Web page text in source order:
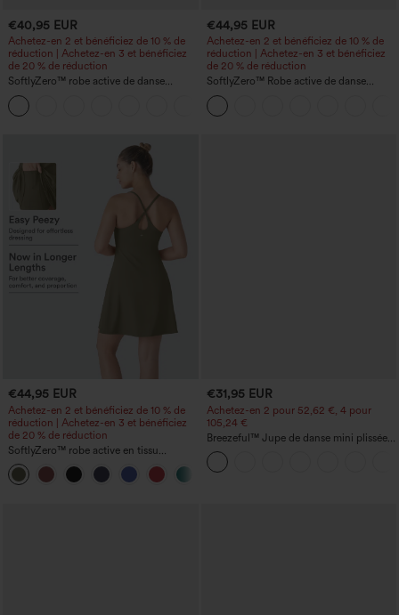
€40,95 EUR
Achetez-en 2 et bénéficiez de 10 % de
réduction | Achetez-en 3 et bénéficiez
de 20 % de réduction
SoftlyZero™ robe active de danse
aérienne, dos nu et torsadée, à
technologie InstantCool — édition Easy
Peezy
€44,95 EUR
Achetez-en 2 et bénéficiez de 10 % de
réduction | Achetez-en 3 et bénéficiez
de 20 % de réduction
SoftlyZero™ Robe active de danse
aérienne, dos nu, détail torsadé, coupe
évasée, maintien léger - longueur
allongée - Édition Easy Peezy - bonnets
€44,95 EUR
Achetez-en 2 et bénéficiez de 10 % de
réduction | Achetez-en 3 et bénéficiez
de 20 % de réduction
SoftlyZero™ robe active en tissu
pelucheux, dos nu — longueur allongée
— Édition Easy Peezy
€31,95 EUR
Achetez-en 2 pour 52,62 €, 4 pour
105,24 €
Breezeful™ Jupe de danse mini plissée
taille haute 2-en-1 avec fente latérale et
poche, ourlet asymétrique, séchage
rapide